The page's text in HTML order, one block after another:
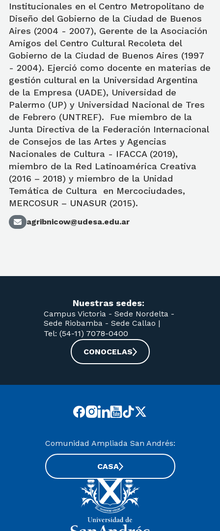
Institucionales en el Centro Metropolitano de
Diseño del Gobierno de la Ciudad de Buenos
Aires (2004 - 2007), Gerente de la Asociación
Amigos del Centro Cultural Recoleta del
Gobierno de la Ciudad de Buenos Aires (1997
- 2004). Ejerció como docente en materias de
gestión cultural en la Universidad Argentina
de la Empresa (UADE), Universidad de
Palermo (UP) y Universidad Nacional de Tres
de Febrero (UNTREF). Fue miembro de la
Junta Directiva de la Federación Internacional
de Consejos de las Artes y Agencias
Nacionales de Cultura - IFACCA (2019),
miembro de la Red Latinoamérica Creativa
(2016 – 2018) y miembro de la Unidad
Temática de Cultura en Mercociudades,
MERCOSUR – UNASUR (2015).
agribnicow@udesa.edu.ar
Nuestras sedes:
Campus Victoria - Sede Nordelta -
Sede Riobamba - Sede Callao |
Tel: (54-11) 7078-0400
CONOCELAS
Comunidad Ampliada San Andrés:
CASA